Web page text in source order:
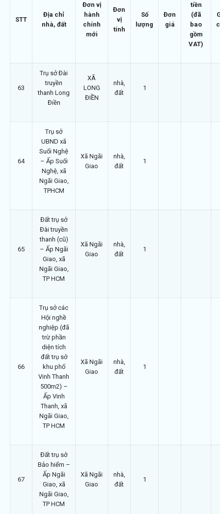
STT
Địa chỉ
nhà, đất
Đơn vị
hành
chính
mới
Đơn
vị
tính
Số
lượng
Đơn
giá
tiền
(đã
bao
gồm
VAT)
63
Trụ sở Đài
truyền
thanh Long
Điền
XÃ
LONG
ĐIỀN
nhà,
đất
1
64
Trụ sở
UBND xã
Suối Nghệ
– Ấp Suối
Nghệ, xã
Ngãi Giao,
TPHCM
Xã Ngãi
Giao
nhà,
đất
1
65
Đất trụ sở
Đài truyền
thanh (cũ)
– Ấp Ngãi
Giao, xã
Ngãi Giao,
TP HCM
Xã Ngãi
Giao
nhà,
đất
1
66
Trụ sở các
Hội nghề
nghiệp (đã
trừ phần
diện tích
đất trụ sở
khu phố
Vinh Thanh
500m2) –
Ấp Vinh
Thanh, xã
Ngãi Giao,
TP HCM
Xã Ngãi
Giao
nhà,
đất
1
67
Đất trụ sở
Bảo hiểm –
Ấp Ngãi
Giao, xã
Ngãi Giao,
TP HCM
Xã Ngãi
Giao
nhà,
đất
1